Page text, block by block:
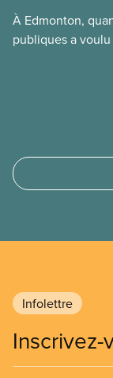
imposant contrat
au monde.
À Edmonton,
publiques a
propres, plus
entretenues par
n’avait d’autre
Infolettre